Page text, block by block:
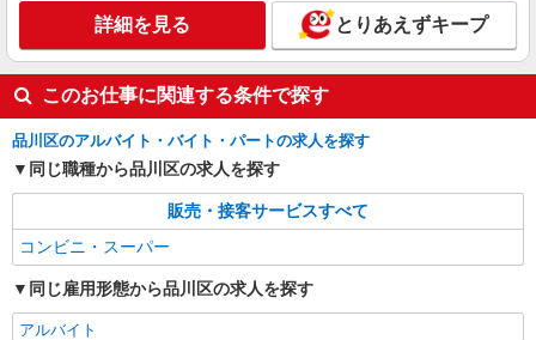
キープ 詳細を見る
詳細を見る とりあえずキープ
このお仕事に関連する条件で探す
品川区のアルバイト・バイト・パートの求人を探す
同じ職種から品川区の求人を探す
販売・接客サービスすべて
コンビニ・スーパー
同じ雇用形態から品川区の求人を探す
アルバイト